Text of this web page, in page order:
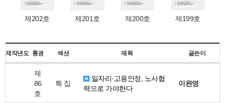
제202호 제201호 제200호 제199호
제작년도 통권 섹션 제목 글쓴이
제
86
호
특 집
일자리·고용안정, 노사협
력으로 가야한다
이완영